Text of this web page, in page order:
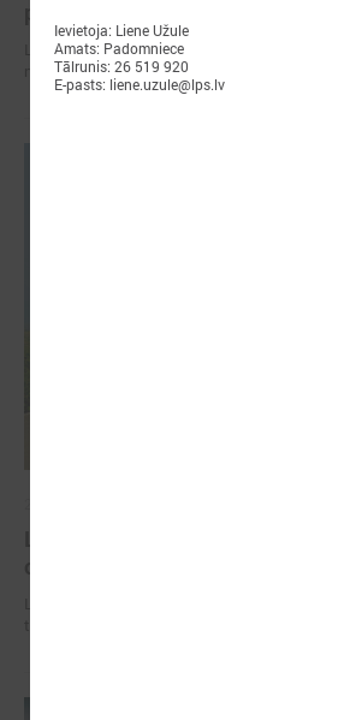
LPS un Labklājības ministrija pārrunā DigiSoc
nosacījumus un datu pārvaldību
Ievietoja: Liene Užule
Amats: Padomniece
Tālrunis: 26 519 920
E-pasts: liene.uzule@lps.lv